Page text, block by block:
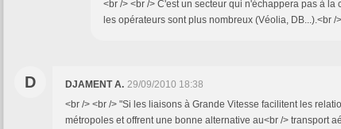
<br /> <br /> C'est un secteur qui n'échappera pas à la
les opérateurs sont plus nombreux (Véolia, DB...).<br /
D DJAMENT A. 29/09/2010 18:38
<br /> <br /> "Si les liaisons à Grande Vitesse facilitent les
métropoles et offrent une bonne alternative au<br /> transport